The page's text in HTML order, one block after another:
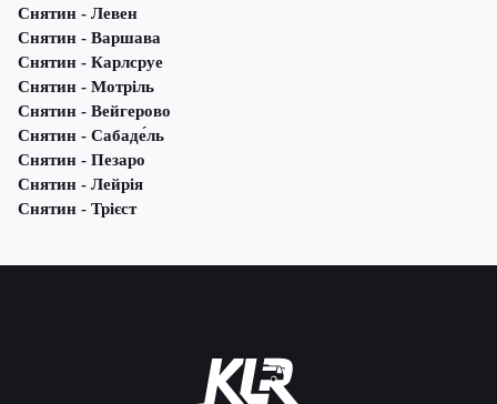
Снятин - Левен
Снятин - Варшава
Снятин - Карлсруе
Снятин - Мотріль
Снятин - Вейгерово
Снятин - Сабаде́ль
Снятин - Пезаро
Снятин - Лейрія
Снятин - Трієст